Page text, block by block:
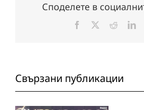
Споделете в
Facebook Reddit
Свързани публикации